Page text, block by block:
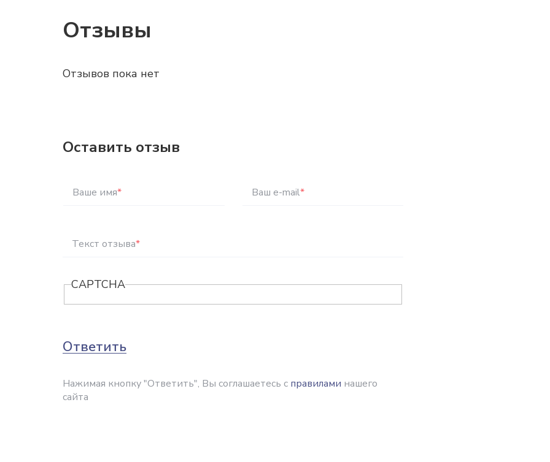
Отзывы
Отзывов пока нет
Оставить отзыв
Ваше имя* Ваш e-mail*
Текст отзыва*
CAPTCHA
Ответить
Нажимая кнопку "Ответить", Вы соглашаетесь с правилами нашего
сайта